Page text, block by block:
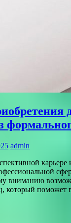
admin
вниманию
который поможет